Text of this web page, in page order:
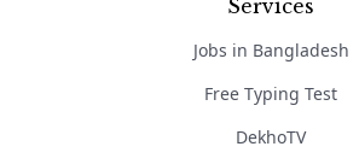
Services
Jobs in Bangladesh
Free Typing Test
DekhoTV